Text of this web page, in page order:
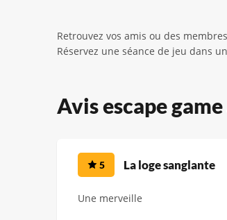
Retrouvez vos amis ou des
Réservez une séance de jeu dans
Avis escape
5 La loge sanglante
Une merveille